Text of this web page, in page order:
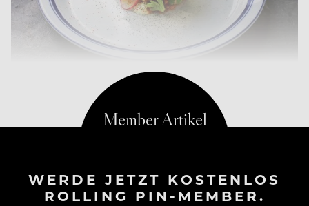
WERDE JETZT KOSTENLOS
ROLLING PIN-MEMBER.